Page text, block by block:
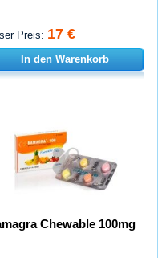
Preis: 17 €
In den Warenkorb
Chewable 100mg